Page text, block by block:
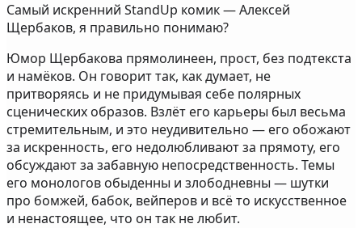
Самый искренний StandUp комик — Алексей
Щербаков, я правильно понимаю?
Юмор Щербакова прямолинеен, прост, без подтекста
и намёков. Он говорит так, как думает, не
притворяясь и не придумывая себе полярных
сценических образов. Взлёт его карьеры был весьма
стремительным, и это неудивительно — его обожают
за искренность, его недолюбливают за прямоту, его
обсуждают за забавную непосредственность. Темы
его монологов обыденны и злободневны — шутки
про бомжей, бабок, вейперов и всё то искусственное
и ненастоящее, что он так не любит.